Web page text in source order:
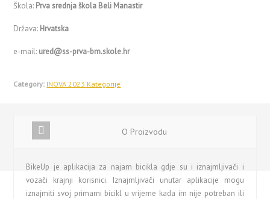
Škola: Prva srednja škola Beli Manastir
Država: Hrvatska
e-mail: ured@ss-prva-bm.skole.hr
Category: INOVA 2023 Kategorije
O Proizvodu
BikeUp je aplikacija za najam bicikla gdje su i iznajmljivači i
vozači krajnji korisnici. Iznajmljivači unutar aplikacije mogu
iznajmiti svoj primarni bicikl u vrijeme kada im nije potreban ili